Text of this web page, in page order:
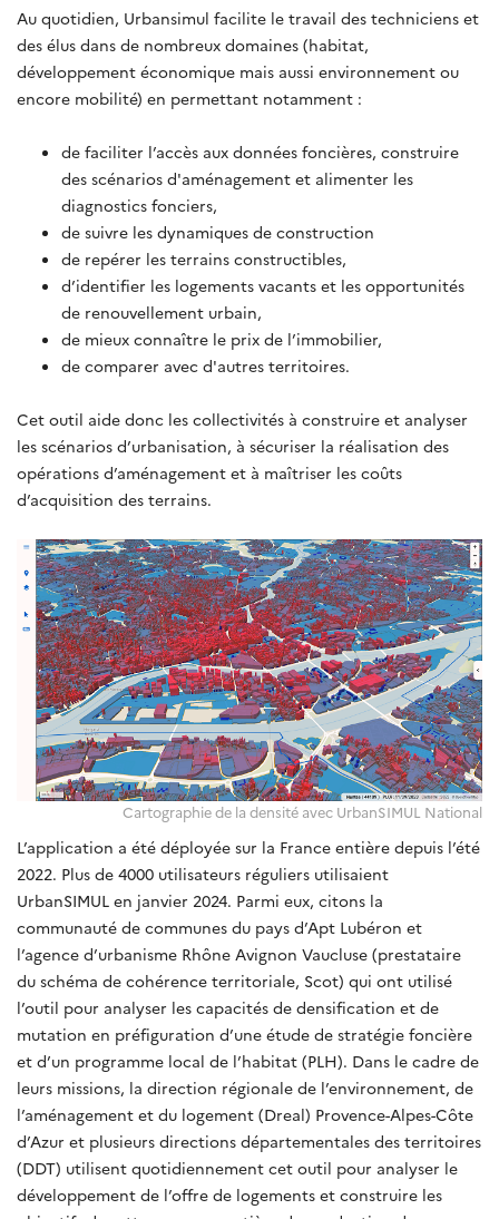
Au quotidien, Urbansimul facilite le travail des techniciens et
des élus dans de nombreux domaines (habitat,
développement économique mais aussi environnement ou
encore mobilité) en permettant notamment :
de faciliter l’accès aux données foncières, construire
des scénarios d'aménagement et alimenter les
diagnostics fonciers,
de suivre les dynamiques de construction
de repérer les terrains constructibles,
d’identifier les logements vacants et les opportunités
de renouvellement urbain,
de mieux connaître le prix de l’immobilier,
de comparer avec d'autres territoires.
Cet outil aide donc les collectivités à construire et analyser
les scénarios d’urbanisation, à sécuriser la réalisation des
opérations d’aménagement et à maîtriser les coûts
d’acquisition des terrains.
Cartographie de la densité avec UrbanSIMUL National
L’application a été déployée sur la France entière depuis l’été
2022. Plus de 4000 utilisateurs réguliers utilisaient
UrbanSIMUL en janvier 2024. Parmi eux, citons la
communauté de communes du pays d’Apt Lubéron et
l’agence d’urbanisme Rhône Avignon Vaucluse (prestataire
du schéma de cohérence territoriale, Scot) qui ont utilisé
l’outil pour analyser les capacités de densification et de
mutation en préfiguration d’une étude de stratégie foncière
et d’un programme local de l’habitat (PLH). Dans le cadre de
leurs missions, la direction régionale de l’environnement, de
l’aménagement et du logement (Dreal) Provence-Alpes-Côte
d’Azur et plusieurs directions départementales des territoires
(DDT) utilisent quotidiennement cet outil pour analyser le
développement de l’offre de logements et construire les